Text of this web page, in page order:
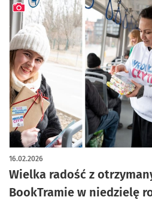
Wielka radość z
BookTramie w niedzielę
16.02.2026
artykuł z galerią zdjęć